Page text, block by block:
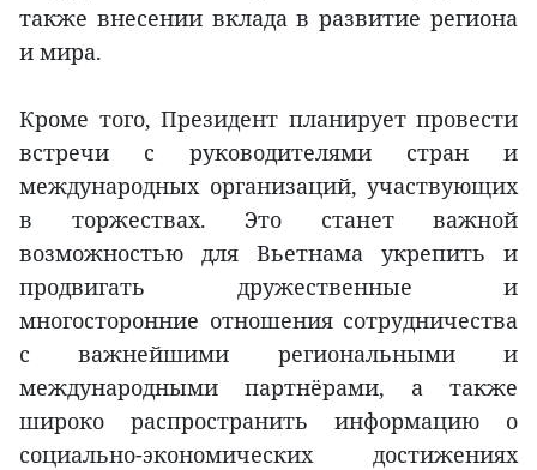
также внесении вклада в развитие региона
и мира.
Кроме того, Президент планирует провести
встречи с руководителями стран и
международных организаций, участвующих
в торжествах. Это станет важной
возможностью для Вьетнама укрепить и
продвигать дружественные и
многосторонние отношения сотрудничества
с важнейшими региональными и
международными партнёрами, а также
широко распространить информацию о
социально-экономических достижениях